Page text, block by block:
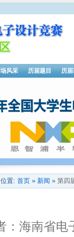
风采 历届题目 历
置: 首页 » 新闻 » 第四
：海南省电